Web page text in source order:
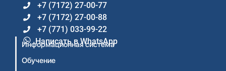
+7 (7172) 27-00-77
+7 (7172) 27-00-88
+7 (771) 033-99-22
Написать в WhatsApp
Информационная система
Обучение